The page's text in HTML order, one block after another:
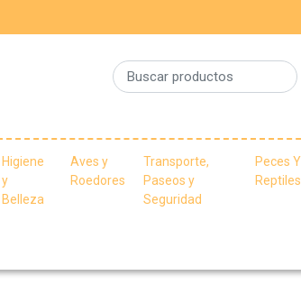
Higiene
y
Belleza
Aves y
Roedores
Transporte,
Paseos y
Seguridad
Peces Y
Reptiles